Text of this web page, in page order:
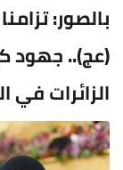
بالصور:
(عج).. جهود
الزائرات